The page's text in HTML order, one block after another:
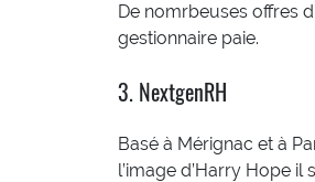
De nomrbeuses offres
gestionnaire paie.
3. NextgenRH
Basé à Mérignac et à
l’image d’Harry Hope il